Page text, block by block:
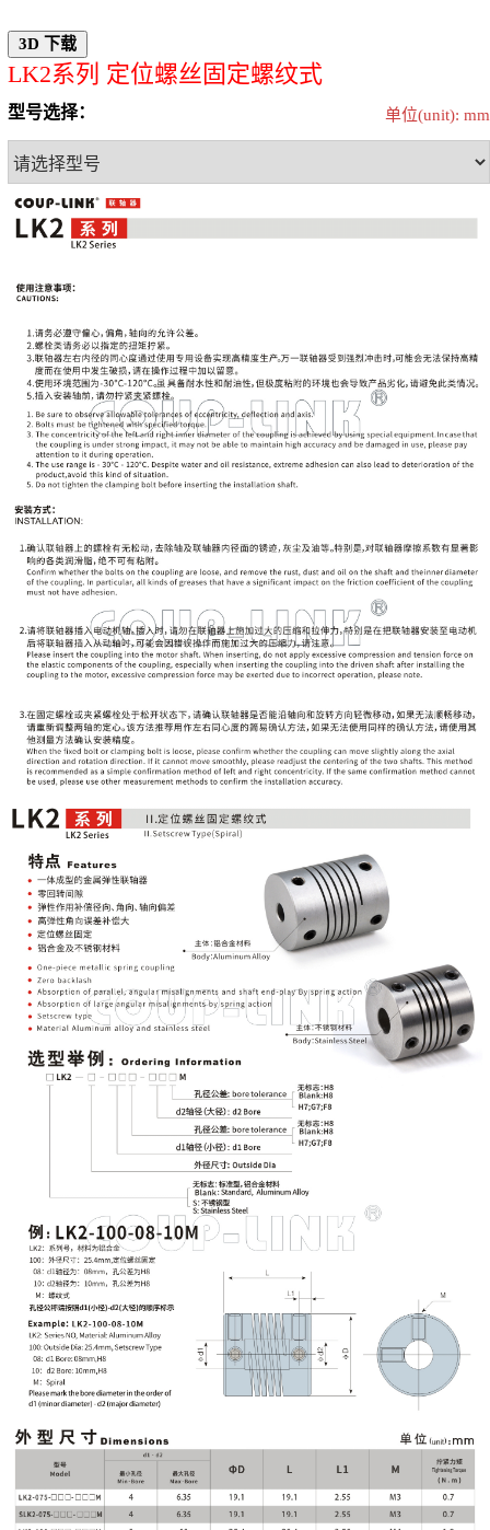
LK2系列 定位螺丝固定螺纹式
单位(unit): mm
型号选择：